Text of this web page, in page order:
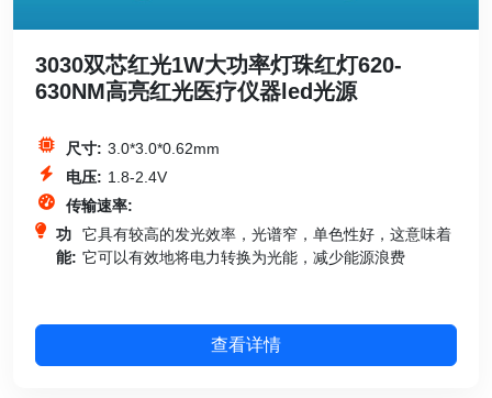
3030双芯红光1W大功率灯珠红灯620-
630NM高亮红光医疗仪器led光源
尺寸: 3.0*3.0*0.62mm
电压: 1.8-2.4V
传输速率:
功
能:
它具有较高的发光效率，光谱窄，单色性好，这意味着
它可以有效地将电力转换为光能，减少能源浪费
查看详情